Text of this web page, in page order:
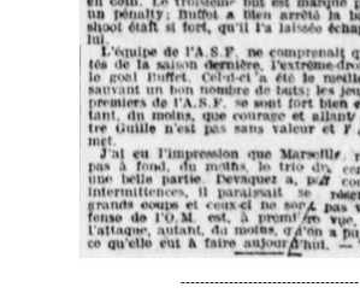
-------------------------------------